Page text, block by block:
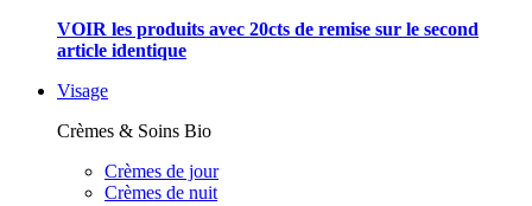
VOIR les produits avec 20cts de remise sur le second
article identique
Visage
Crèmes & Soins Bio
Crèmes de jour
Crèmes de nuit